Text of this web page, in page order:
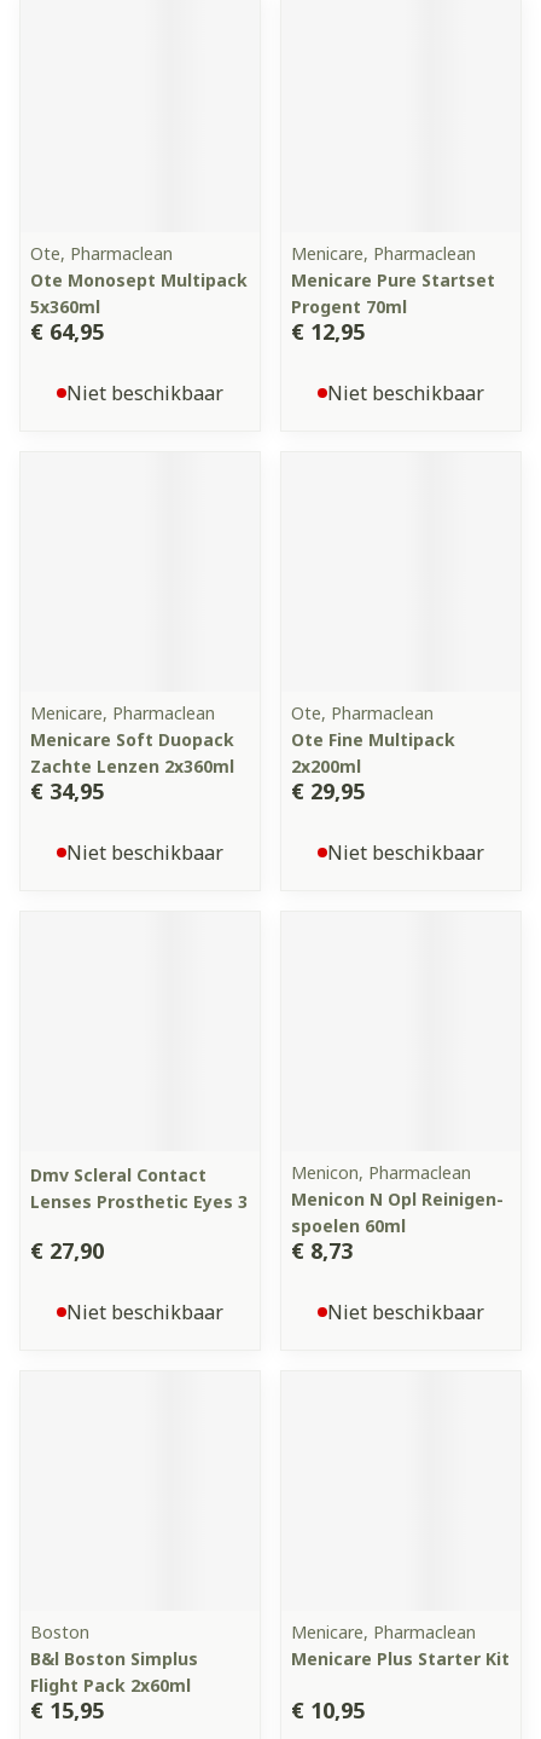
Ote, Pharmaclean
Ote Monosept Multipack
5x360ml
€ 64,95
Niet beschikbaar
Menicare, Pharmaclean
Menicare Pure Startset
Progent 70ml
€ 12,95
Niet beschikbaar
Menicare, Pharmaclean
Menicare Soft Duopack
Zachte Lenzen 2x360ml
€ 34,95
Niet beschikbaar
Ote, Pharmaclean
Ote Fine Multipack
2x200ml
€ 29,95
Niet beschikbaar
Dmv Scleral Contact
Lenses Prosthetic Eyes 3
€ 27,90
Niet beschikbaar
Menicon, Pharmaclean
Menicon N Opl Reinigen-
spoelen 60ml
€ 8,73
Niet beschikbaar
Boston
B&l Boston Simplus
Flight Pack 2x60ml
€ 15,95
Menicare, Pharmaclean
Menicare Plus Starter Kit
€ 10,95